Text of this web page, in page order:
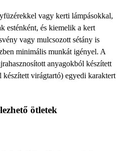
vagy kerti lámpásokkal,
esténként, és kiemelik a kert
vagy mulcsozott sétány is
minimális munkát igényel. A
anyagokból készített
virágtartó) egyedi karaktert
ötletek